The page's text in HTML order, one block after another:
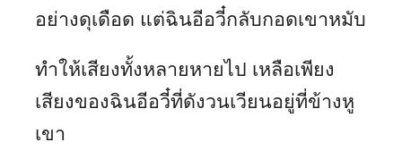
อย่างดุเดือด แต่ฉินอีอวี๋กลับกอดเขาหมับ
ทำให้เสียงทั้งหลายหายไป เหลือเพียง
เสียงของฉินอีอวี๋ที่ดังวนเวียนอยู่ที่ข้างหู
เขา